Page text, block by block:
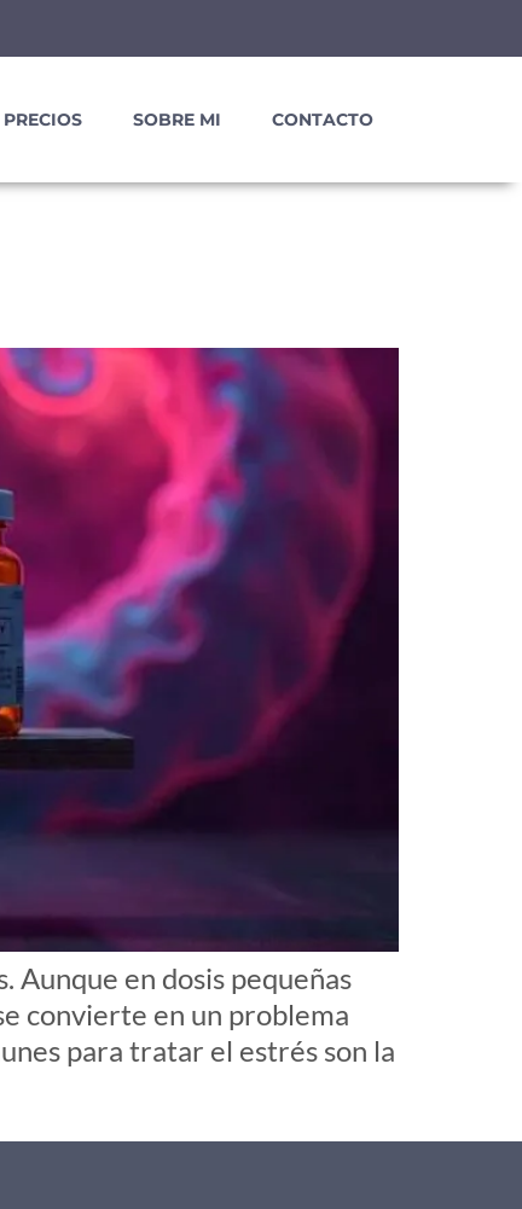
PRECIOS SOBRE MI CONTACTO
Aunque en dosis pequeñas
convierte en un problema
para tratar el estrés son la